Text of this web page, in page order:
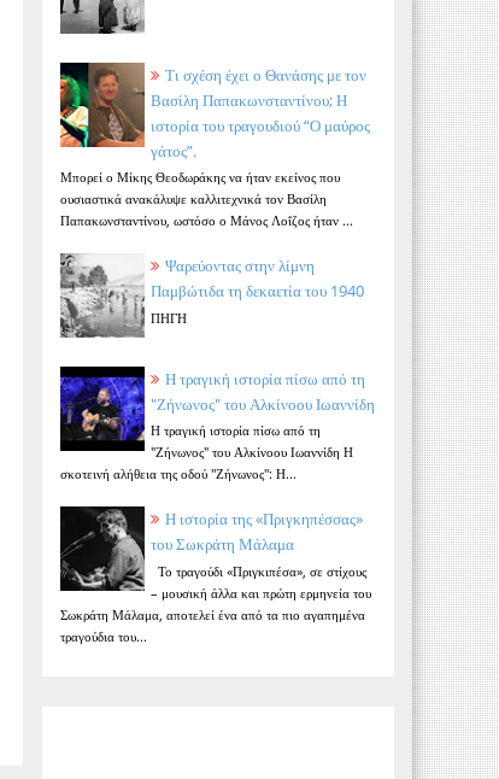
Τι σχέση έχει ο Θανάσης με τον
Βασίλη Παπακωνσταντίνου; Η
ιστορία του τραγουδιού “Ο μαύρος
γάτος”.
Μπορεί ο Μίκης Θεοδωράκης να ήταν εκείνος που
ουσιαστικά ανακάλυψε καλλιτεχνικά τον Βασίλη
Παπακωνσταντίνου, ωστόσο ο Μάνος Λοΐζος ήταν ...
Ψαρεύοντας στην λίμνη
Παμβώτιδα τη δεκαετία του 1940
ΠΗΓΗ
Η τραγική ιστορία πίσω από τη
"Ζήνωνος" του Αλκίνοου Ιωαννίδη
Η τραγική ιστορία πίσω από τη
"Ζήνωνος" του Αλκίνοου Ιωαννίδη Η
σκοτεινή αλήθεια της οδού "Ζήνωνος": Η...
Η ιστορία της «Πριγκηπέσσας»
του Σωκράτη Μάλαμα
Το τραγούδι «Πριγκιπέσα», σε στίχους
– μουσική άλλα και πρώτη ερμηνεία του
Σωκράτη Μάλαμα, αποτελεί ένα από τα πιο αγαπημένα
τραγούδια του...